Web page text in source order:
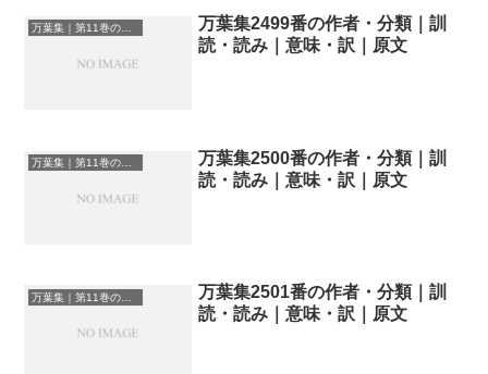
万葉集｜第11巻の和歌一覧
万葉集2499番の作者・分類｜訓
読・読み｜意味・訳｜原文
万葉集｜第11巻の和歌一覧
万葉集2500番の作者・分類｜訓
読・読み｜意味・訳｜原文
万葉集｜第11巻の和歌一覧
万葉集2501番の作者・分類｜訓
読・読み｜意味・訳｜原文